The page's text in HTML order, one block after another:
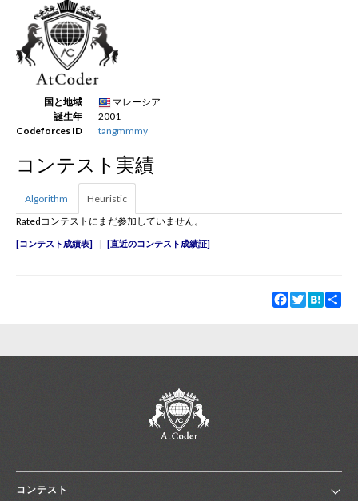
JP EN
新規登録
国と地域
マレーシア
誕生年
2001
Codeforces ID
tangmmmy
コンテスト実績
Algorithm
Heuristic
Ratedコンテストにまだ参加していません。
コンテスト成績表 直近のコンテスト成績証
Facebook
TwitterHatena
コンテスト